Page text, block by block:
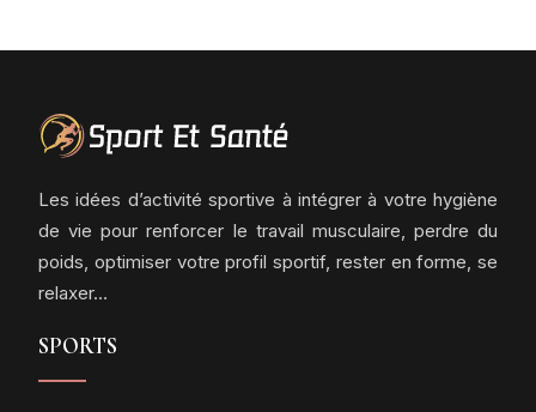
Les idées d’activité sportive à intégrer à votre hygiène
de vie pour renforcer le travail musculaire, perdre du
poids, optimiser votre profil sportif, rester en forme, se
relaxer…
SPORTS